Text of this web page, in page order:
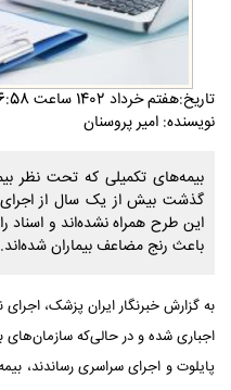
تاريخ:هفتم خرداد 1402 ساعت 16:58
نویسنده: امیر پروسنان
بیمه‌های تکمیلی که تحت نظر
گذشت بیش از یک سال از اجرای
این طرح همراه نشده‌اند و
باعث رنج مضاعف بیماران شده‌اند.
اجباری شده و در حالی‌که سازمان‌های
پایلوت و اجرای سراسری رساندند،